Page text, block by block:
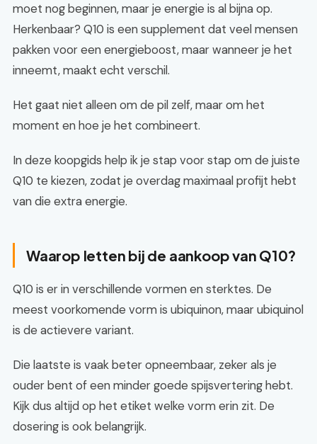
moet nog beginnen, maar je energie is al bijna op.
Herkenbaar? Q10 is een supplement dat veel mensen
pakken voor een energieboost, maar wanneer je het
inneemt, maakt echt verschil.
Het gaat niet alleen om de pil zelf, maar om het
moment en hoe je het combineert.
In deze koopgids help ik je stap voor stap om de juiste
Q10 te kiezen, zodat je overdag maximaal profijt hebt
van die extra energie.
Waarop letten bij de aankoop van Q10?
Q10 is er in verschillende vormen en sterktes. De
meest voorkomende vorm is ubiquinon, maar ubiquinol
is de actievere variant.
Die laatste is vaak beter opneembaar, zeker als je
ouder bent of een minder goede spijsvertering hebt.
Kijk dus altijd op het etiket welke vorm erin zit. De
dosering is ook belangrijk.